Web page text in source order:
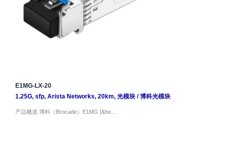
E1MG-LX-20
1.25G, sfp, Arista Networks, 20km, 光模块/博科光模块
产品概述 博科（Brocade）E1MG [&he…